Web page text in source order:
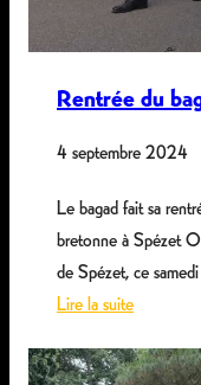
Rentrée du
4 septembre 2024
Le bagad fait sa
bretonne à Spézet
de Spézet, ce
Lire la suite
R